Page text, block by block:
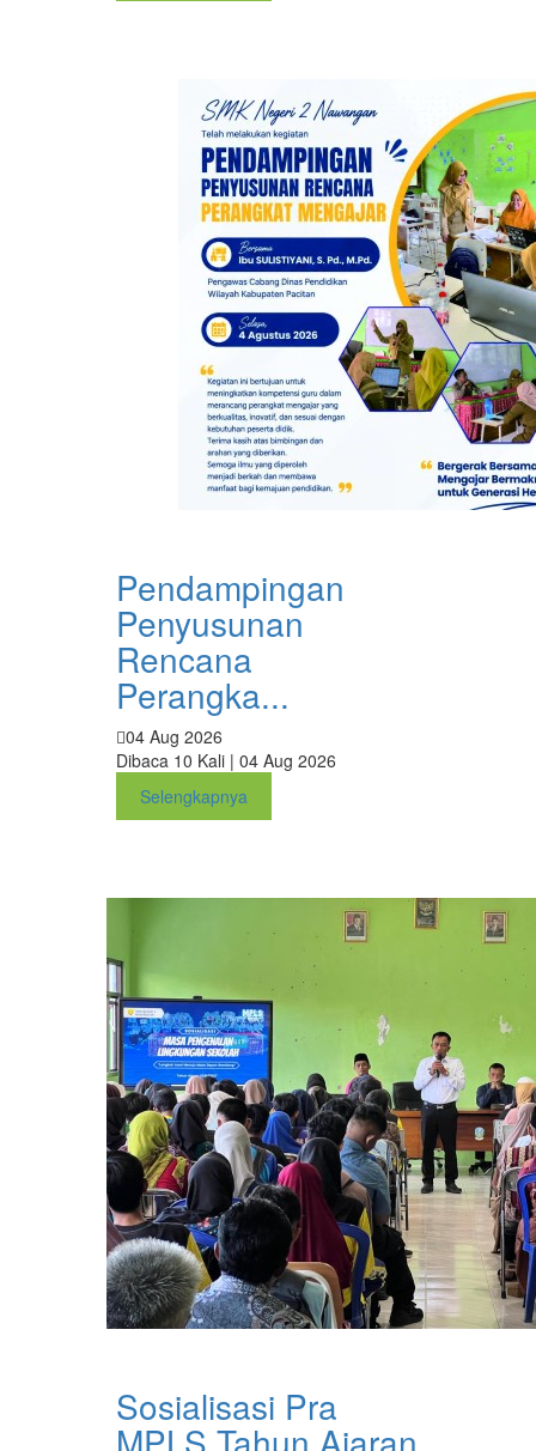
Pendampingan
Penyusunan
Rencana
Perangka...
04 Aug 2026
Dibaca 10 Kali | 04 Aug 2026
Selengkapnya
Sosialisasi Pra
MPLS Tahun Ajaran